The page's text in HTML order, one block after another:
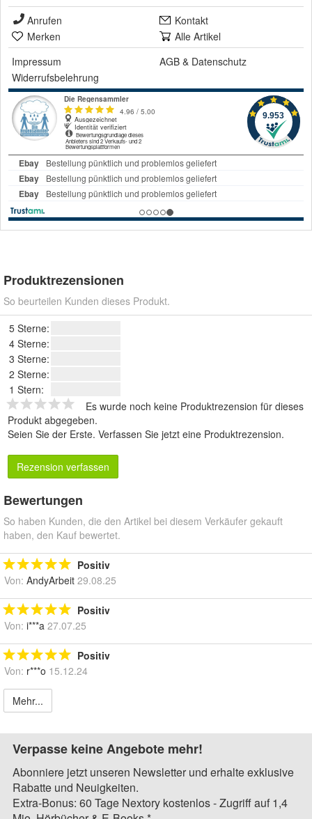
Anrufen
Kontakt
Merken
Alle Artikel
Impressum
AGB & Datenschutz
Widerrufsbelehrung
Produktrezensionen
So beurteilen Kunden dieses Produkt.
5 Sterne:
4 Sterne:
3 Sterne:
2 Sterne:
1 Stern:
Es wurde noch keine Produktrezension für dieses
Produkt abgegeben.
Seien Sie der Erste. Verfassen Sie jetzt eine Produktrezension.
Rezension verfassen
Bewertungen
So haben Kunden, die den Artikel bei diesem Verkäufer gekauft
haben, den Kauf bewertet.
Positiv
Von: AndyArbeit 29.08.25
Positiv
Von: i***a 27.07.25
Positiv
Von: r***o 15.12.24
Mehr...
Verpasse keine Angebote mehr!
Abonniere jetzt unseren Newsletter und erhalte exklusive
Rabatte und Neuigkeiten.
Extra-Bonus: 60 Tage Nextory kostenlos - Zugriff auf 1,4